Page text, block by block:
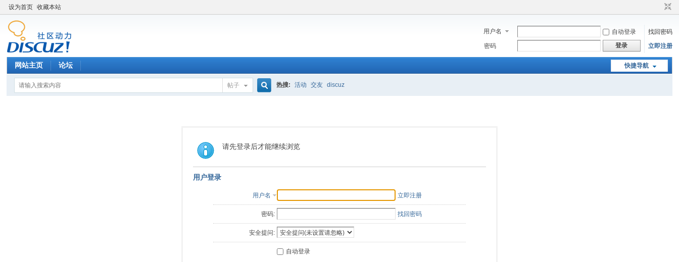
设为首页 收藏本站
用户名 自动登录
找回密码
密码
登录 立即注册
快捷导航
网站主页 论坛
帖子
索
热搜: 活动 交友 discuz
请先登录后才能继续浏览
用户登录
用户名 立即注册
密码: 找回密码
安全提问:
自动登录